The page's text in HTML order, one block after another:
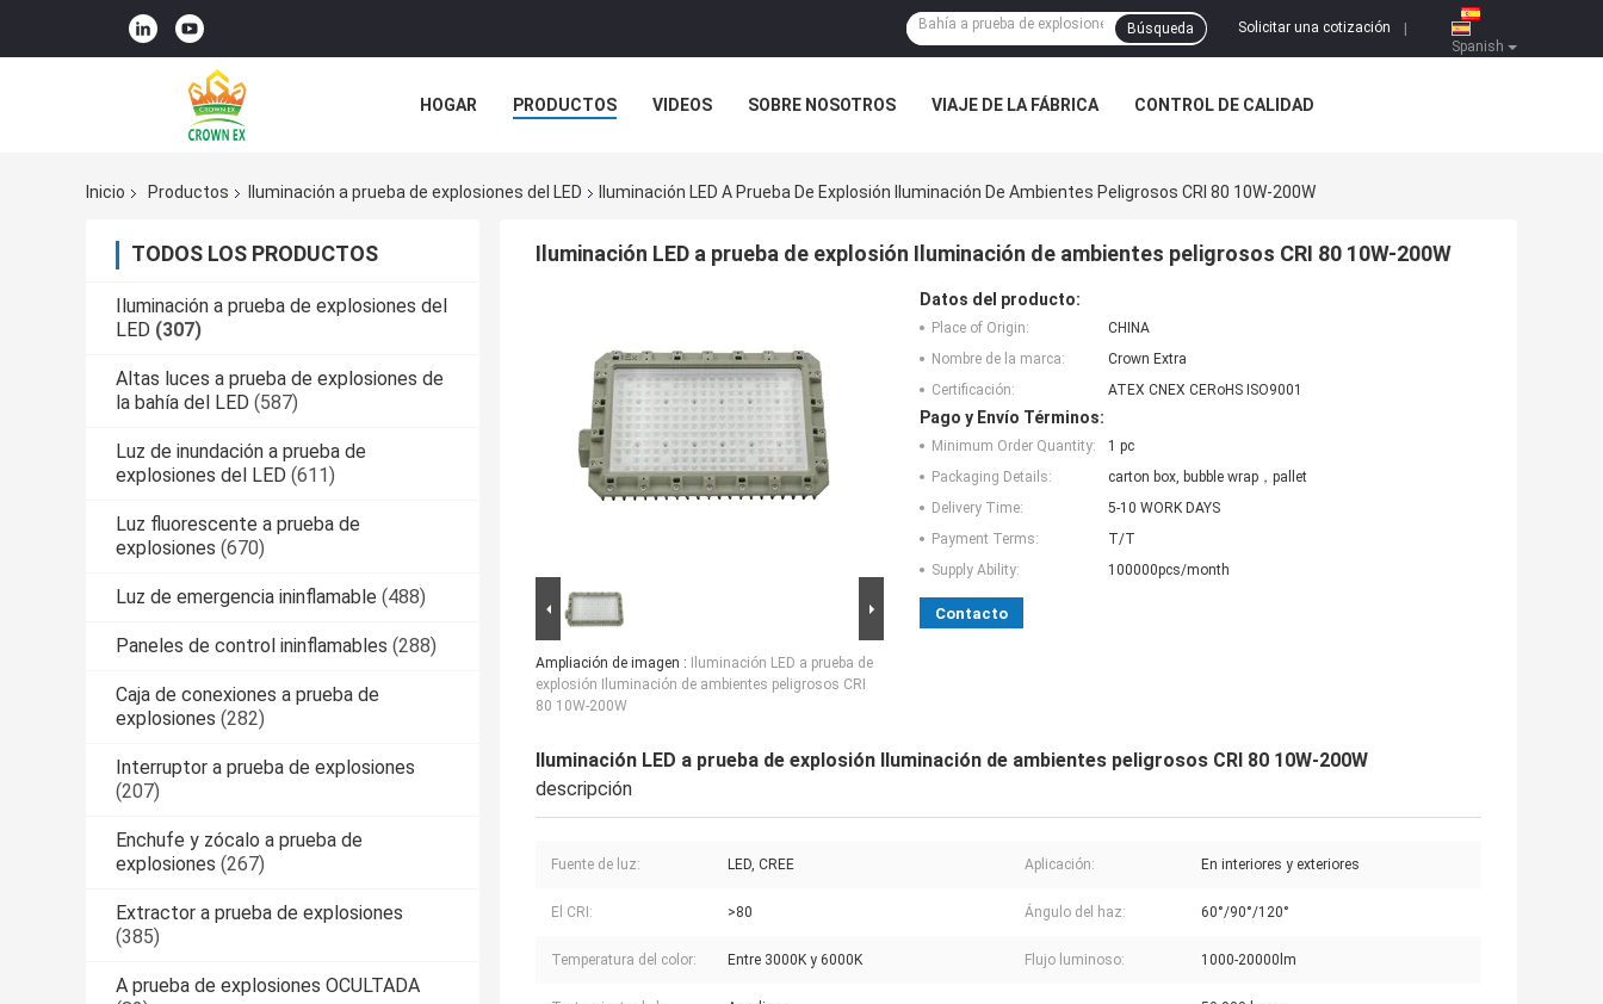
Spanish
Solicitar una cotización
Búsqueda
HOGAR PRODUCTOS VIDEOS SOBRE NOSOTROS VIAJE DE LA FÁBRICA CONTROL DE CALIDAD
Inicio
Productos Iluminación a prueba de explosiones del LED Iluminación LED A Prueba De Explosión Iluminación De Ambientes Peligrosos CRI 80 10W-200W
TODOS LOS PRODUCTOS
Iluminación a prueba de explosiones del
LED (307)
Altas luces a prueba de explosiones de
la bahía del LED (587)
Luz de inundación a prueba de
explosiones del LED (611)
Luz fluorescente a prueba de
explosiones (670)
Luz de emergencia ininflamable (488)
Paneles de control ininflamables (288)
Caja de conexiones a prueba de
explosiones (282)
Interruptor a prueba de explosiones
(207)
Enchufe y zócalo a prueba de
explosiones (267)
Extractor a prueba de explosiones
(385)
A prueba de explosiones OCULTADA
Iluminación LED a prueba de explosión Iluminación de ambientes peligrosos CRI 80 10W-200W
Ampliación de imagen :
Iluminación LED a prueba de
explosión Iluminación de ambientes peligrosos CRI
80 10W-200W
Datos del producto:
Place of Origin:
CHINA
Nombre de la marca:
Crown Extra
Certificación:
ATEX CNEX CERoHS ISO9001
Pago y Envío Términos:
Minimum Order Quantity:
1 pc
Packaging Details:
carton box, bubble wrap，pallet
Delivery Time:
5-10 WORK DAYS
Payment Terms:
T/T
Supply Ability:
100000pcs/month
Contacto
Iluminación LED a prueba de explosión Iluminación de ambientes peligrosos CRI 80 10W-200W
descripción
Fuente de luz: LED, CREE Aplicación: En interiores y exteriores
El CRI: >80 Ángulo del haz: 60°/90°/120°
Temperatura del color: Entre 3000K y 6000K Flujo luminoso: 1000-20000lm